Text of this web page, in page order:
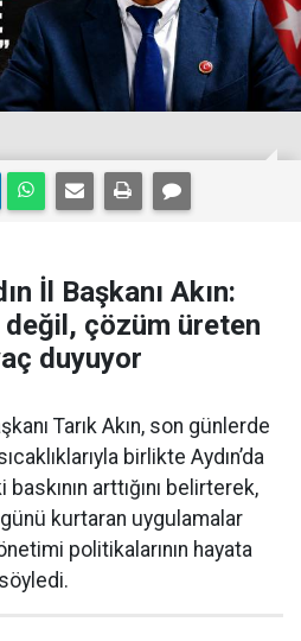
İl Başkanı Akın:
değil, çözüm üreten
duyuyor
Tarık Akın, son günlerde
birlikte Aydın’da
arttığını belirterek,
kurtaran uygulamalar
politikalarının hayata